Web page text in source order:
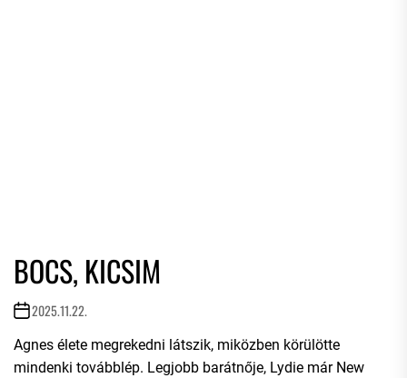
BOCS, KICSIM
2025.11.22.
Agnes élete megrekedni látszik, miközben körülötte
mindenki továbblép. Legjobb barátnője, Lydie már New